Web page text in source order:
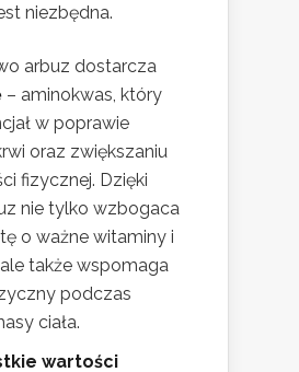
niezbędna.
arbuz dostarcza
– aminokwas, który
w poprawie
oraz zwiększaniu
fizycznej. Dzięki
nie tylko wzbogaca
o ważne witaminy i
ale także wspomaga
podczas
ciała.
wartości